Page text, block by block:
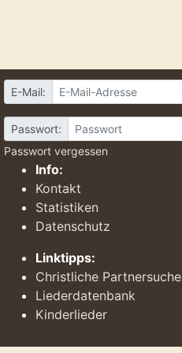
E-Mail:
Passwort:
Passwort vergessen
Info:
Kontakt
Statistiken
Datenschutz
Linktipps:
Christliche Partnersuche
Liederdatenbank
Kinderlieder